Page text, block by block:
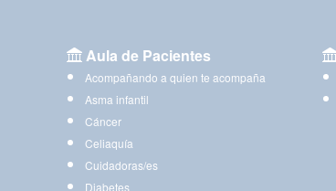
Aula de Pacientes
Acompañando a quien te acompaña
Asma infantil
Cáncer
Celiaquía
Cuidadoras/es
Diabetes